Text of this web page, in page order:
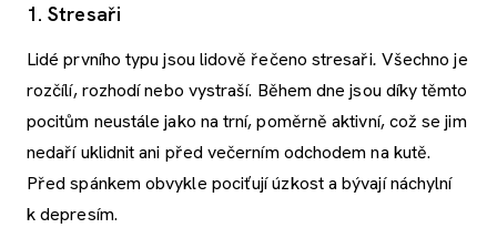
1. Stresaři
Lidé prvního typu jsou lidově řečeno stresaři. Všechno je
rozčílí, rozhodí nebo vystraší. Během dne jsou díky těmto
pocitům neustále jako na trní, poměrně aktivní, což se jim
nedaří uklidnit ani před večerním odchodem na kutě.
Před spánkem obvykle pociťují úzkost a bývají náchylní
k depresím.